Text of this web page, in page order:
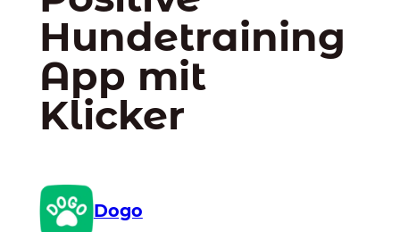
Hundetraining
App mit
Klicker
Dogo